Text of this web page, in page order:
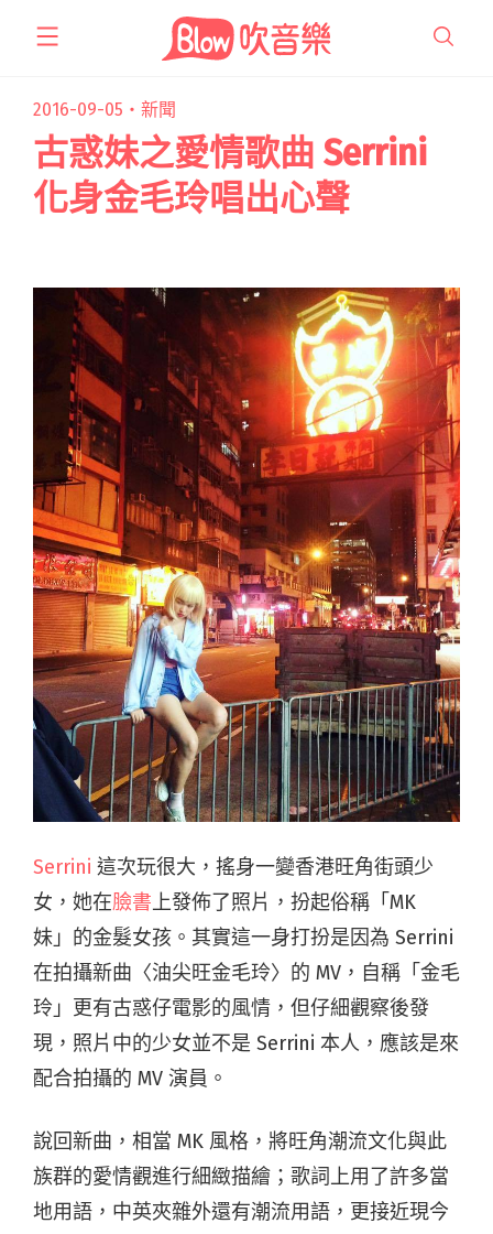
2016-09-05・ 新聞
古惑妹之愛情歌曲 Serrini
化身金毛玲唱出心聲
Serrini 這次玩很大，搖身一變香港旺角街頭少
女，她在臉書上發佈了照片，扮起俗稱「MK
妹」的金髮女孩。其實這一身打扮是因為 Serrini
在拍攝新曲〈油尖旺金毛玲〉的 MV，自稱「金毛
玲」更有古惑仔電影的風情，但仔細觀察後發
現，照片中的少女並不是 Serrini 本人，應該是來
配合拍攝的 MV 演員。
說回新曲，相當 MK 風格，將旺角潮流文化與此
族群的愛情觀進行細緻描繪；歌詞上用了許多當
地用語，中英夾雜外還有潮流用語，更接近現今